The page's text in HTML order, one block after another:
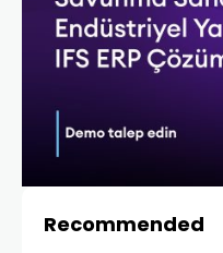
Recommended